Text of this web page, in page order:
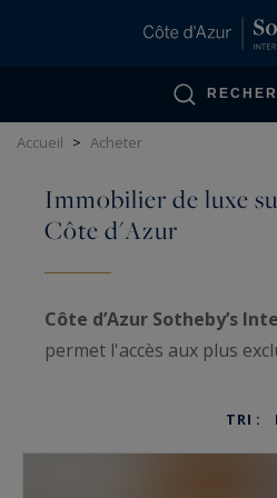
Accueil > Acheter
Immobilier de luxe
Côte d'Azur
Côte d’Azur Sotheby’s
permet l'accès aux plus
traités avec confidentialité.
TRI :